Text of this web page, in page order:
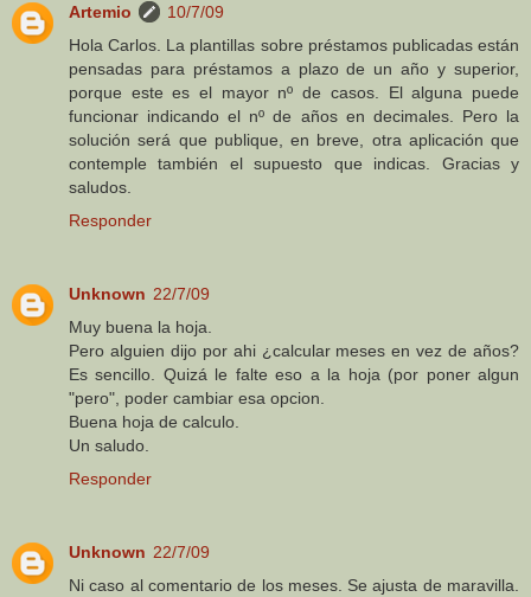
Artemio
10/7/09
Hola Carlos. La plantillas sobre préstamos publicadas están
pensadas para préstamos a plazo de un año y superior,
porque este es el mayor nº de casos. El alguna puede
funcionar indicando el nº de años en decimales. Pero la
solución será que publique, en breve, otra aplicación que
contemple también el supuesto que indicas. Gracias y
saludos.
Responder
Unknown 22/7/09
Muy buena la hoja.
Pero alguien dijo por ahi ¿calcular meses en vez de años?
Es sencillo. Quizá le falte eso a la hoja (por poner algun
"pero", poder cambiar esa opcion.
Buena hoja de calculo.
Un saludo.
Responder
Unknown 22/7/09
Ni caso al comentario de los meses. Se ajusta de maravilla.